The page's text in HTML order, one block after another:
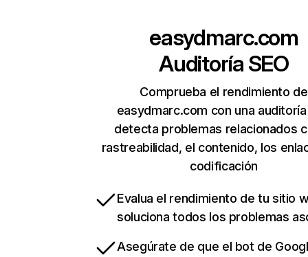
easydmarc.com
Auditoría SEO
Comprueba el rendimiento de
easydmarc.com con una
detecta problemas relacionados
rastreabilidad, el contenido, los
codificación
Evalua el rendimiento de tu sitio
soluciona todos los problemas
Asegúrate de que el bot de